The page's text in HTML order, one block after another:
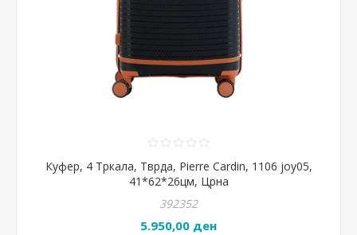
Куфер, 4 Тркала, Тврда, Pierre Cardin, 1106 joy05,
41*62*26цм, Црна
392352
5.950,00 ден